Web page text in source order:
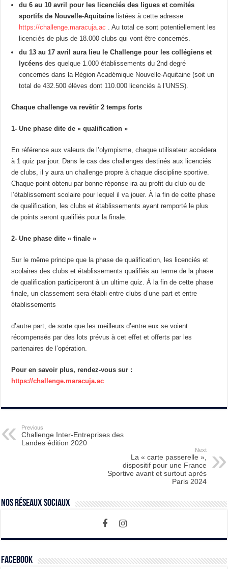
du 6 au 10 avril pour les licenciés des ligues et comités
sportifs de Nouvelle-Aquitaine listées à cette adresse
https://challenge.maracuja.ac . Au total ce sont potentiellement les
licenciés de plus de 18.000 clubs qui vont être concernés.
du 13 au 17 avril aura lieu le Challenge pour les collégiens et
lycéens des quelque 1.000 établissements du 2nd degré
concernés dans la Région Académique Nouvelle-Aquitaine (soit un
total de 432.500 élèves dont 110.000 licenciés à l’UNSS).
Chaque challenge va revêtir 2 temps forts
1- Une phase dite de « qualification »
En référence aux valeurs de l’olympisme, chaque utilisateur accédera
à 1 quiz par jour. Dans le cas des challenges destinés aux licenciés
de clubs, il y aura un challenge propre à chaque discipline sportive.
Chaque point obtenu par bonne réponse ira au profit du club ou de
l’établissement scolaire pour lequel il va jouer. À la fin de cette phase
de qualification, les clubs et établissements ayant remporté le plus
de points seront qualifiés pour la finale.
2- Une phase dite « finale »
Sur le même principe que la phase de qualification, les licenciés et
scolaires des clubs et établissements qualifiés au terme de la phase
de qualification participeront à un ultime quiz. À la fin de cette phase
finale, un classement sera établi entre clubs d’une part et entre
établissements
d’autre part, de sorte que les meilleurs d’entre eux se voient
récompensés par des lots prévus à cet effet et offerts par les
partenaires de l’opération.
Pour en savoir plus, rendez-vous sur :
https://challenge.maracuja.ac
Previous
Challenge Inter-Entreprises des
Landes édition 2020
Next
La « carte passerelle »,
dispositif pour une France
Sportive avant et surtout après
Paris 2024
Nos Réseaux Sociaux
Facebook